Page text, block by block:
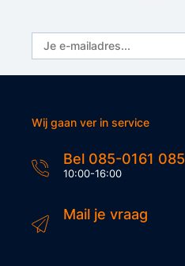
Wij gaan ver in service
Bel 085-0161 085
10:00-16:00
Mail je vraag